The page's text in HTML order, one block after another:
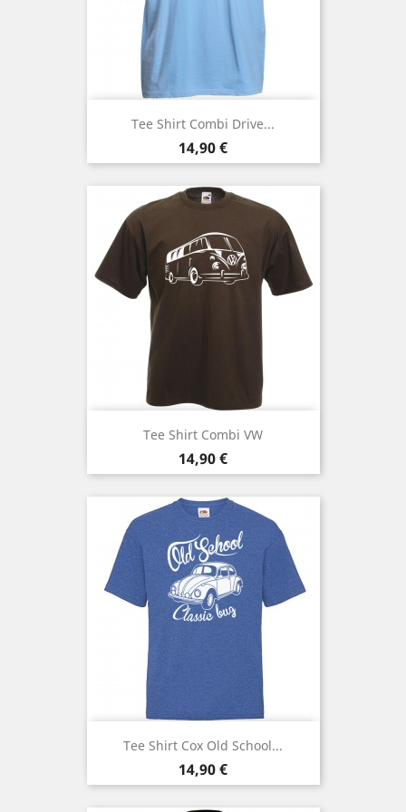
Tee Shirt Combi Drive...
Prix
14,90 €
Tee Shirt Combi VW
Prix
14,90 €
Tee Shirt Cox Old School...
Prix
14,90 €